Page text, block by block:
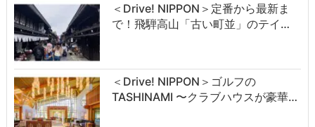
＜Drive! NIPPON＞定番から最新ま
で！飛騨高山「古い町並」のテイ…
＜Drive! NIPPON＞ゴルフの
TASHINAMI 〜クラブハウスが豪華…